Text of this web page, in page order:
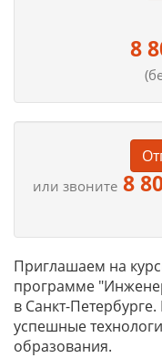
8
или звоните 8
Приглашаем на
программе
в Санкт-
успешные
образования.